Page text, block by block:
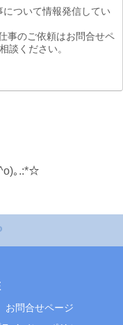
ついて情報発信してい
事のご依頼はお問合せペ
談ください。
｡.:*☆
お問合せページ